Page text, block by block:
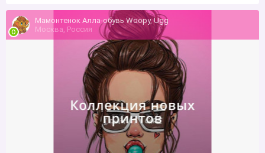
Мамонтенок Алла-обувь Woopy, Ugg
Москва, Россия